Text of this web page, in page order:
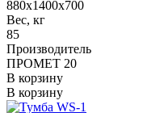
880x1400x700
Вес, кг
85
Производитель
ПРОМЕТ 20
В корзину
В корзину